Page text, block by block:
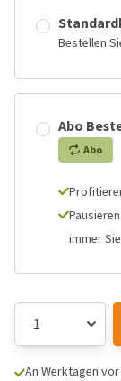
Bestellen
Abo
Abo
immer
An Werktagen vor